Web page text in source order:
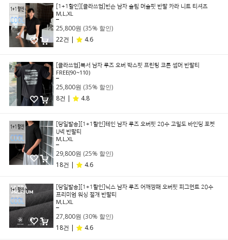
[1+1할인][클라쓰업]빈슨 남자 슬림 머슬핏 반팔 카라 니트 티셔츠
M,L,XL
25,800원 (35% 할인)
22건 |
4.6
[클라쓰업]복서 남자 루즈 오버 박스핏 프린팅 코튼 썸머 반팔티
FREE(90~110)
25,800원 (35% 할인)
8건 |
4.8
[당일발송][1+1할인]테인 남자 루즈 오버핏 20수 고밀도 바인딩 포켓
U넥 반팔티
M,L,XL
29,800원 (25% 할인)
18건 |
4.6
[당일발송][1+1할인]닉스 남자 루즈 어깨깡패 오버핏 피그먼트 20수
프리미엄 워싱 절개 반팔티
M,L,XL
27,800원 (30% 할인)
18건 |
4.6